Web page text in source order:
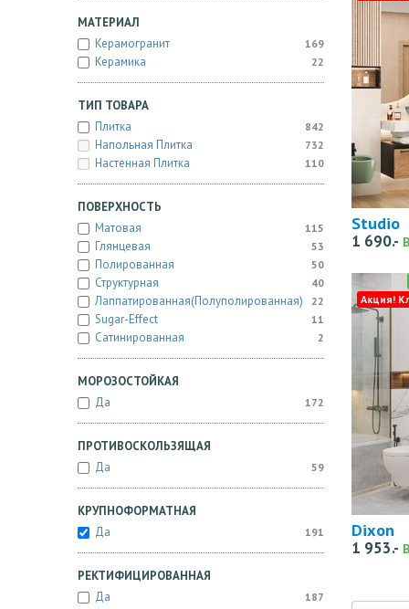
МАТЕРИАЛ
Керамогранит
169
Керамика 22
ТИП ТОВАРА
Плитка
842
Напольная Плитка 732
Настенная Плитка 110
ПОВЕРХНОСТЬ
Матовая
115
Глянцевая 53
Полированная 50
Структурная 40
Лаппатированная(полуполированная) 22
Sugar-Effect 11
Сатинированная 2
МОРОЗОСТОЙКАЯ
Да
172
ПРОТИВОСКОЛЬЗЯЩАЯ
Да
59
КРУПНОФОРМАТНАЯ
Да
191
РЕКТИФИЦИРОВАННАЯ
Да
187
Studio
1 690.-
Dixon
1 953.-
Акция!